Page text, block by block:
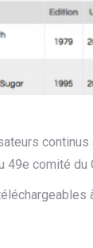
49e comité du